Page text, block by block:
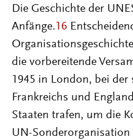
Die Geschichte der
Anfänge. 16
die vorbereitende
1945 in London, bei
Frankreichs und
Staaten trafen, um die
UN-Sonderorganisation